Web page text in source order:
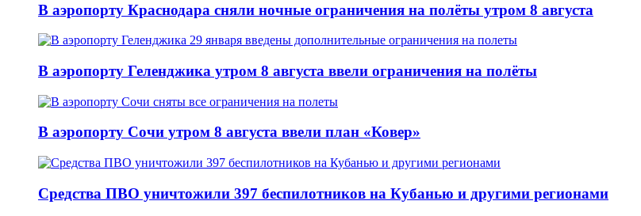
В аэропорту Краснодара сняли ночные ограничения на полёты утром 8 августа
В аэропорту Геленджика утром 8 августа ввели ограничения на полёты
В аэропорту Сочи утром 8 августа ввели план «Ковер»
Средства ПВО уничтожили 397 беспилотников на Кубанью и другими регионами